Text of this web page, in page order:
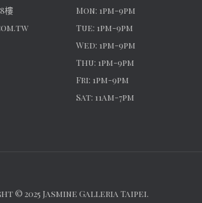
樓
Mon: 1pm-9pm
Tue: 1pm-9pm
Wed: 1pm-9pm
Thu: 1pm-9pm
Fri: 1pm-9pm
Sat: 11am-7pm
© 2025 Jasmine Galleria Taipei.